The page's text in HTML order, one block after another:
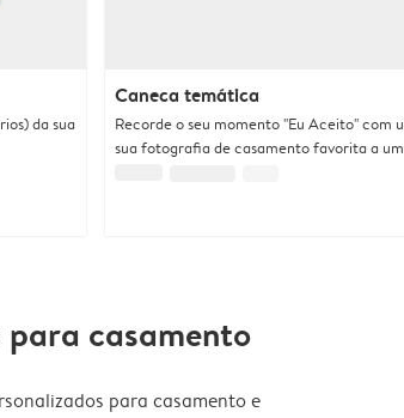
da sua
Caneca temática
Recorde o seu momento "Eu Aceito" com
sua fotografia de casamento favorita a
casamento
para casamento e